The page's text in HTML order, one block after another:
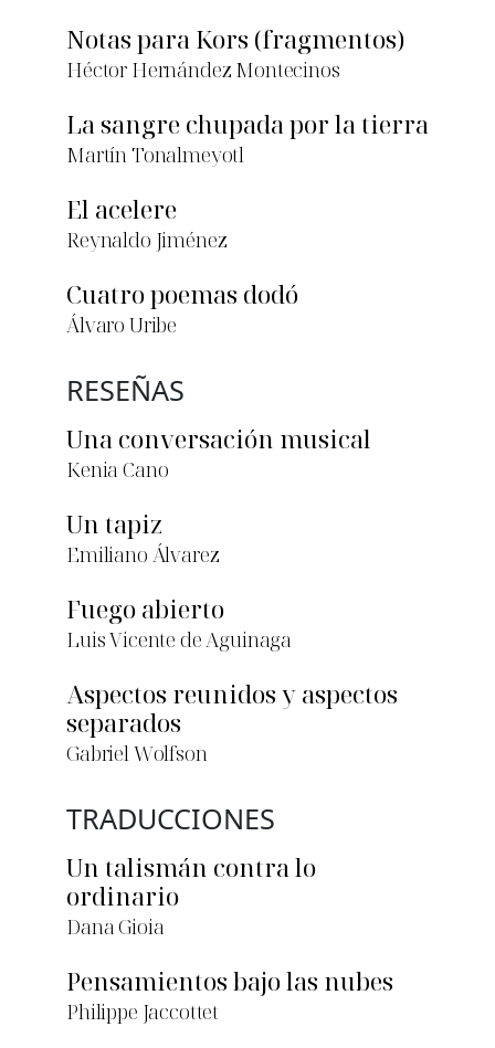
Notas para Kors (fragmentos)
Héctor Hernández Montecinos
La sangre chupada por la tierra
Martín Tonalmeyotl
El acelere
Reynaldo Jiménez
Cuatro poemas dodó
Álvaro Uribe
RESEÑAS
Una conversación musical
Kenia Cano
Un tapiz
Emiliano Álvarez
Fuego abierto
Luis Vicente de Aguinaga
Aspectos reunidos y aspectos
separados
Gabriel Wolfson
TRADUCCIONES
Un talismán contra lo
ordinario
Dana Gioia
Pensamientos bajo las nubes
Philippe Jaccottet